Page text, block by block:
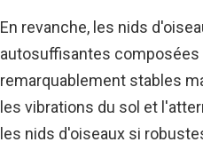
En revanche, les nids
autosuffisantes
remarquablement stables
les vibrations du sol et
les nids d'oiseaux si